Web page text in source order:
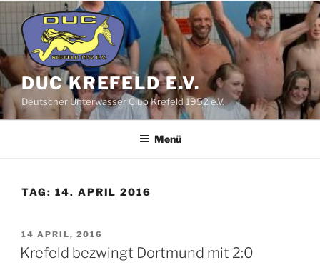
Inhalt
springen
DUC KREFELD E.V.
Deutscher Unterwasser Club Krefeld 1952 e.V.
Menü
TAG: 14. APRIL 2016
VERÖFFENTLICHT
AM
14 APRIL, 2016
Krefeld bezwingt Dortmund mit 2:0